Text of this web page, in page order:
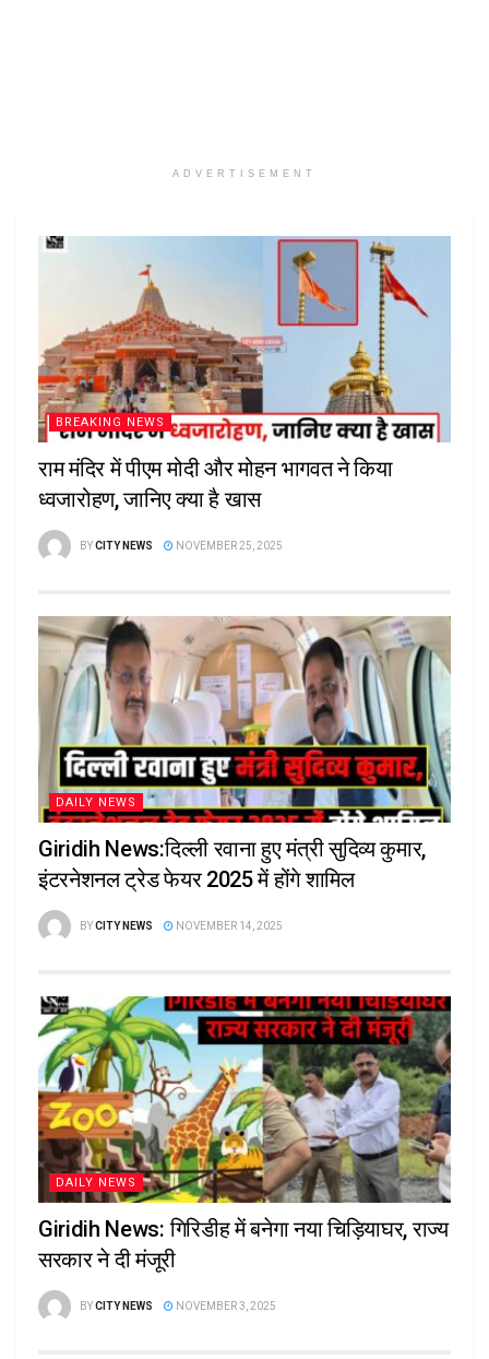
ADVERTISEMENT
BREAKING NEWS
राम मंदिर में पीएम मोदी और मोहन भागवत ने किया
ध्वजारोहण, जानिए क्या है खास
BYCITY NEWS NOVEMBER 25, 2025
DAILY NEWS
Giridih News:दिल्ली रवाना हुए मंत्री सुदिव्य कुमार,
इंटरनेशनल ट्रेड फेयर 2025 में होंगे शामिल
BYCITY NEWS NOVEMBER 14, 2025
DAILY NEWS
Giridih News: गिरिडीह में बनेगा नया चिड़ियाघर, राज्य
सरकार ने दी मंजूरी
BYCITY NEWS NOVEMBER 3, 2025